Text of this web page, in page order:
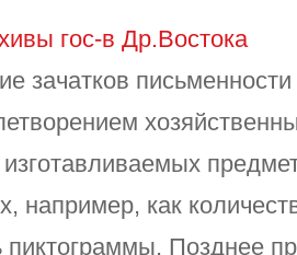
гос-в Др.Востока
зачатков
например, как
пиктограммы. Позднее